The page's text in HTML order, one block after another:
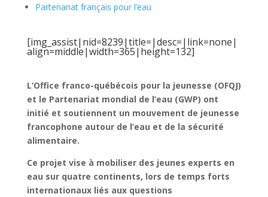
Partenariat français pour l’eau
[img_assist|nid=8239|title=|desc=|link=none|
align=middle|width=365|height=132]
L’Office franco-québécois pour la jeunesse (OFQJ)
et le Partenariat mondial de l’eau (GWP) ont
initié et soutiennent un mouvement de jeunesse
francophone autour de l’eau et de la sécurité
alimentaire.
Ce projet vise à mobiliser des jeunes experts en
eau sur quatre continents, lors de temps forts
internationaux liés aux questions